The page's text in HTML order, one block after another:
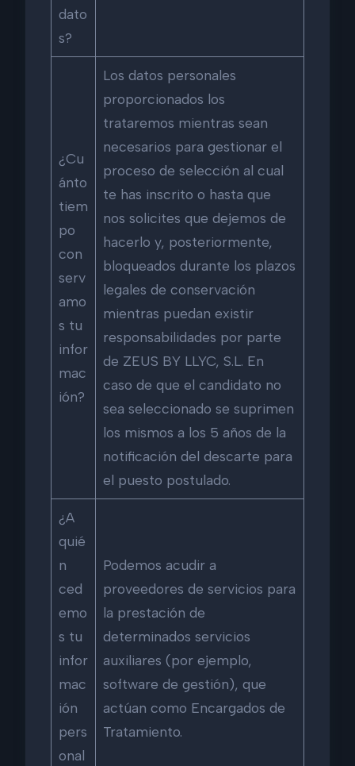
dato
s?
¿Cu
ánto
tiem
po
con
serv
amo
s tu
infor
mac
ión?
Los datos personales
proporcionados los
trataremos mientras sean
necesarios para gestionar el
proceso de selección al cual
te has inscrito o hasta que
nos solicites que dejemos de
hacerlo y, posteriormente,
bloqueados durante los plazos
legales de conservación
mientras puedan existir
responsabilidades por parte
de ZEUS BY LLYC, S.L. En
caso de que el candidato no
sea seleccionado se suprimen
los mismos a los 5 años de la
notificación del descarte para
el puesto postulado.
¿A
quié
n
ced
emo
s tu
infor
mac
ión
pers
onal
Podemos acudir a
proveedores de servicios para
la prestación de
determinados servicios
auxiliares (por ejemplo,
software de gestión), que
actúan como Encargados de
Tratamiento.